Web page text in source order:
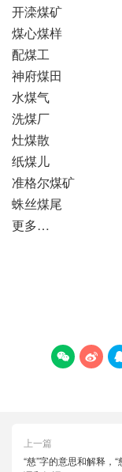
开滦煤矿
煤心煤样
配煤工
神府煤田
水煤气
洗煤厂
灶煤散
纸煤儿
准格尔煤矿
蛛丝煤尾
更多…
 
上一篇
“慈”字的意思和解释，“